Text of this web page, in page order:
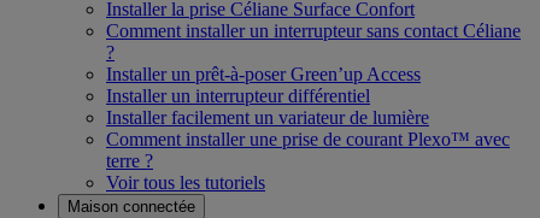
Installer la prise Céliane Surface Confort
Comment installer un interrupteur sans contact Céliane
?
Installer un prêt-à-poser Green’up Access
Installer un interrupteur différentiel
Installer facilement un variateur de lumière
Comment installer une prise de courant Plexo™ avec
terre ?
Voir tous les tutoriels
Maison connectée